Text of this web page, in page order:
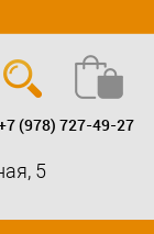
(978) 727-49-27
5